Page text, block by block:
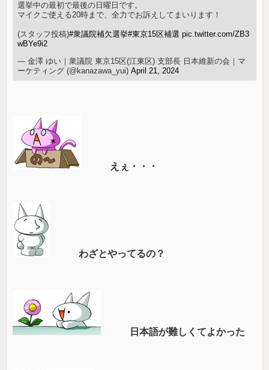
選挙中の最初で最後の日曜日です。
マイクご使える20時まで、全力でお訴えしてまいります！
(スタッフ投稿)#衆議院補欠選挙#東京15区補選 pic.twitter.com/ZB3
wBYe9i2
— 金澤 ゆい｜衆議院 東京15区(江東区) 支部長 日本維新の会｜マ
ーケティング (@kanazawa_yui)April 21, 2024
えぇ・・・
わざとやってるの？
日本語が難しくてよかった